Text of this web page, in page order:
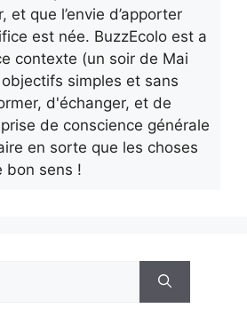
et que l’envie d’apporter
est née. BuzzEcolo est a
contexte (un soir de Mai
simples et sans
d'échanger, et de
de conscience générale
en sorte que les choses
bon sens !